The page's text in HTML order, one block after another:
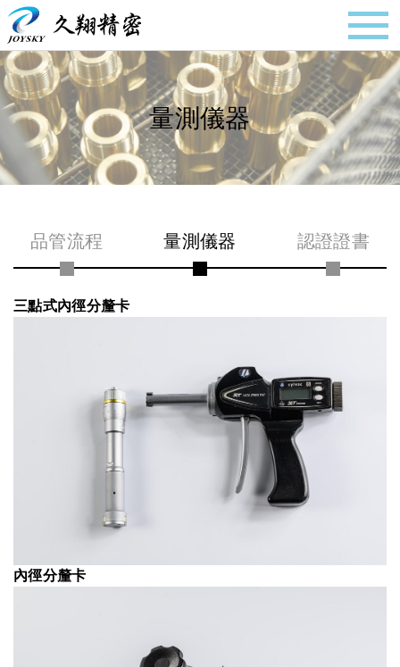
量測儀器
品管流程 量測儀器 認證證書
三點式內徑分釐卡
內徑分釐卡